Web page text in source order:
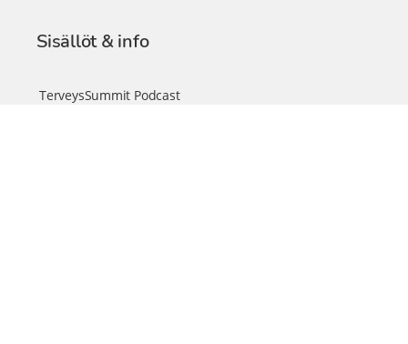
Sisällöt & info
TerveysSummit Podcast